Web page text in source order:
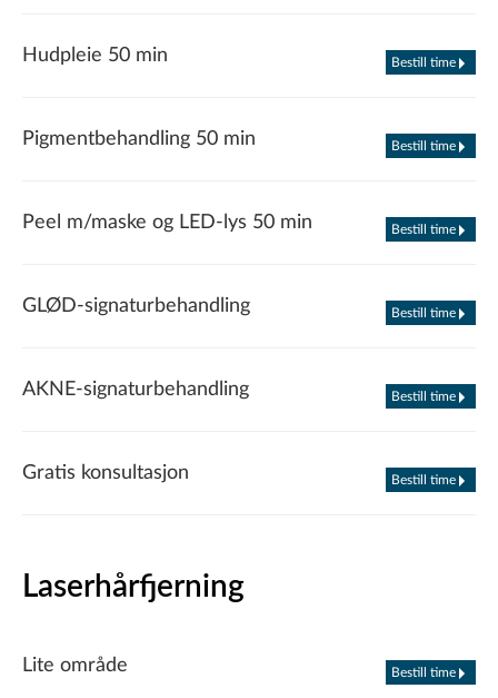
Hudpleie 50 min Bestill time
Pigmentbehandling 50 min Bestill time
Peel m/maske og LED-lys 50 min Bestill time
GLØD-signaturbehandling Bestill time
AKNE-signaturbehandling Bestill time
Gratis konsultasjon Bestill time
Laserhårfjerning
Lite område Bestill time